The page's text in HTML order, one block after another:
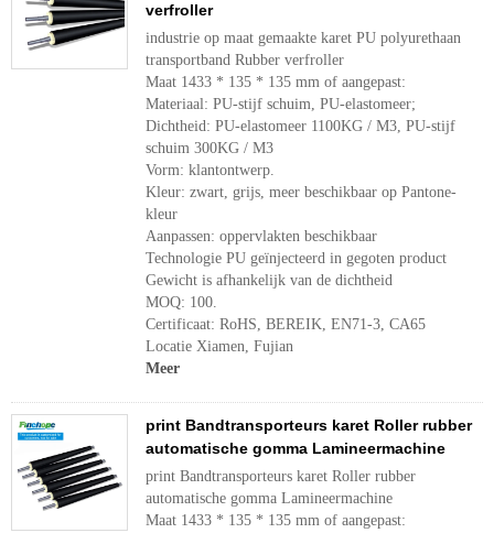
verfroller
industrie op maat gemaakte karet PU polyurethaan
transportband Rubber verfroller
Maat 1433 * 135 * 135 mm of aangepast:
Materiaal: PU-stijf schuim, PU-elastomeer;
Dichtheid: PU-elastomeer 1100KG / M3, PU-stijf
schuim 300KG / M3
Vorm: klantontwerp.
Kleur: zwart, grijs, meer beschikbaar op Pantone-
kleur
Aanpassen: oppervlakten beschikbaar
Technologie PU geïnjecteerd in gegoten product
Gewicht is afhankelijk van de dichtheid
MOQ: 100.
Certificaat: RoHS, BEREIK, EN71-3, CA65
Locatie Xiamen, Fujian
Meer
print Bandtransporteurs karet Roller rubber
automatische gomma Lamineermachine
print Bandtransporteurs karet Roller rubber
automatische gomma Lamineermachine
Maat 1433 * 135 * 135 mm of aangepast: